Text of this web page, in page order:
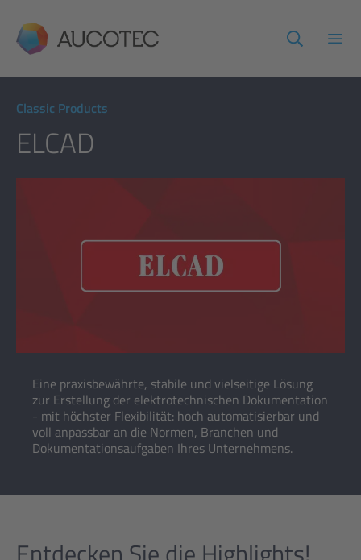
AUCOTEC
Classic Products
ELCAD
Eine praxisbewährte, stabile und vielseitige Lösung
zur Erstellung der elektrotechnischen Dokumentation
- mit höchster Flexibilität: hoch automatisierbar und
voll anpassbar an die Normen, Branchen und
Dokumentationsaufgaben Ihres Unternehmens.